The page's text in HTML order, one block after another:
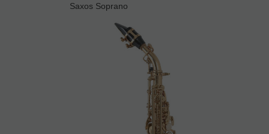
Saxos Soprano